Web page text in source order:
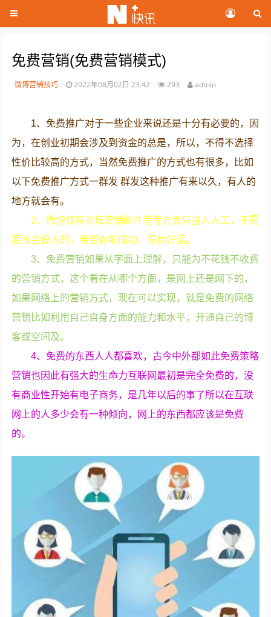
免费营销(免费营销模式)
微博营销技巧 2022年08月02日 23:42 293 admin
1、免费推广对于一些企业来说还是十分有必要的，因
为，在创业初期会涉及到资金的总是，所以，不得不选择
性价比较高的方式，当然免费推广的方式也有很多，比如
以下免费推广方式一群发 群发这种推广有来以久，有人的
地方就会有。
2、微博博客论坛营销邮件等等方面只投入人工，不需
要资金投入的，希望你能成功，祝你好运。
3、免费营销如果从字面上理解，只能为不花钱不收费
的营销方式，这个看在从哪个方面，是网上还是网下的，
如果网络上的营销方式，现在可以实现，就是免费的网络
营销比如利用自己自身方面的能力和水平，开通自己的博
客或空间及。
4、免费的东西人人都喜欢，古今中外都如此免费策略
营销也因此有强大的生命力互联网最初是完全免费的，没
有商业性开始有电子商务，是几年以后的事了所以在互联
网上的人多少会有一种倾向，网上的东西都应该是免费
的。